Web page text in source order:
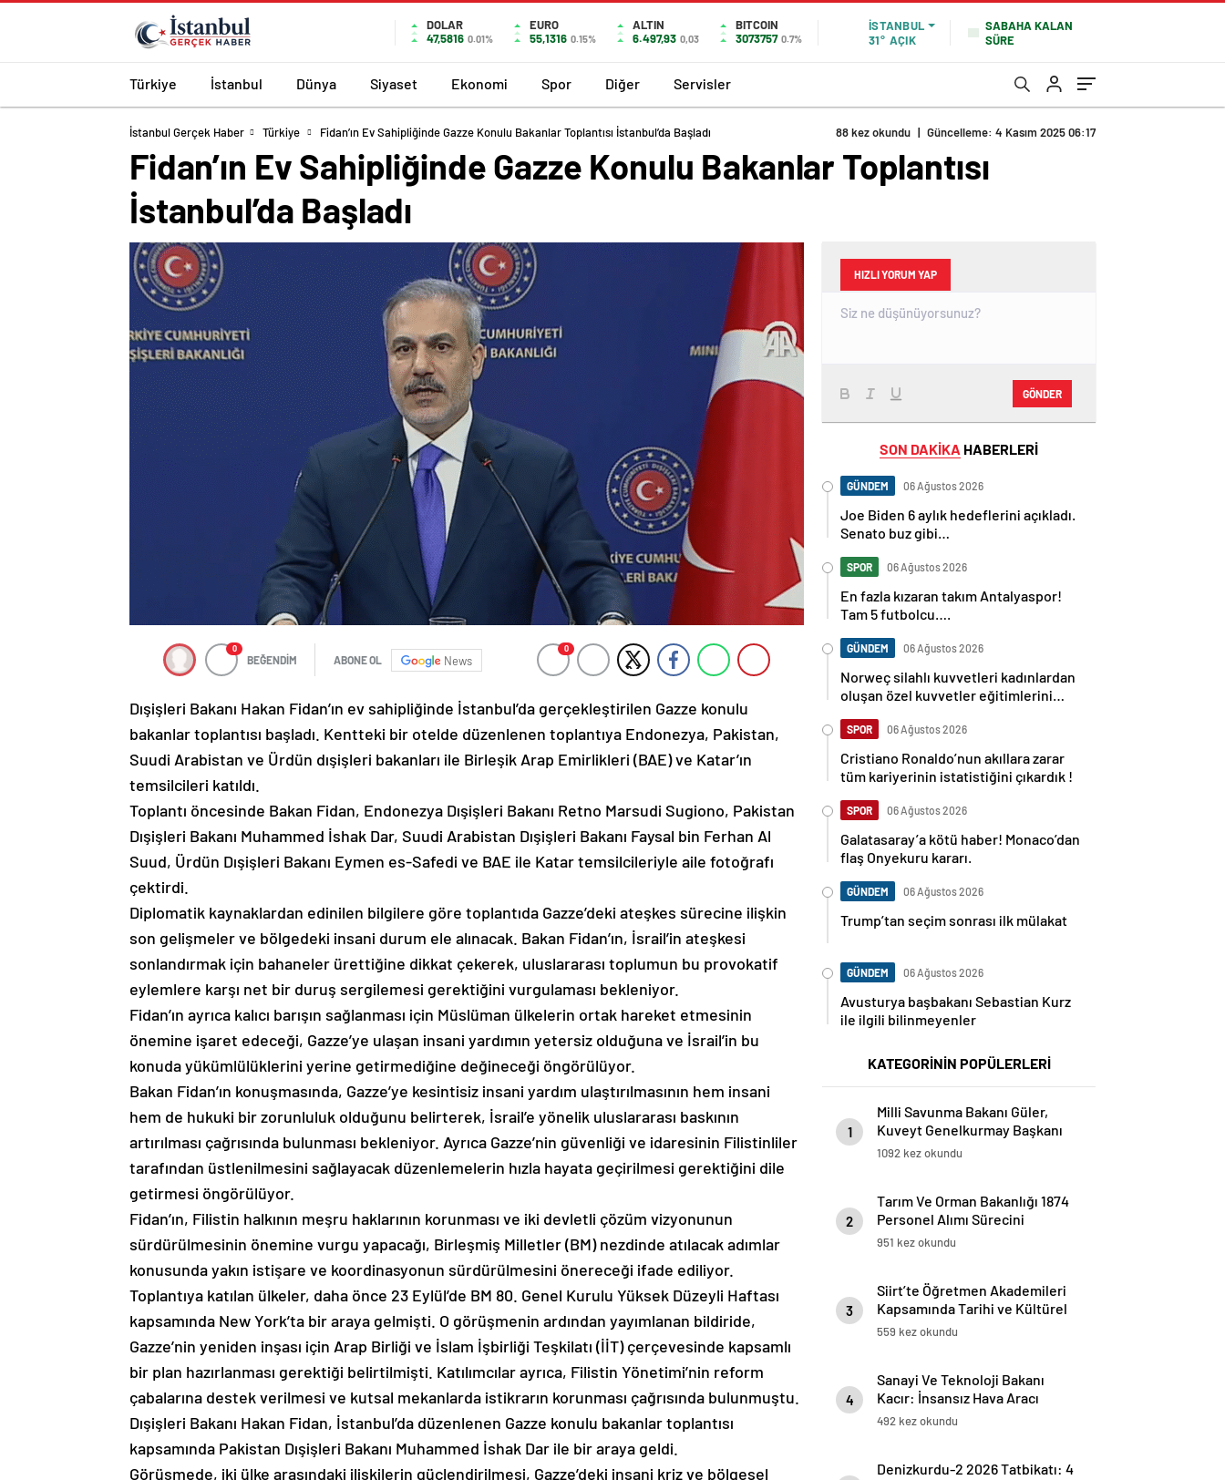
DOLAR
47,5816 0.01%
EURO
55,1316 0.15%
ALTIN
6.497,93 0,03
BITCOIN
3073757 0.7%
İSTANBUL
31° AÇIK
SABAHA KALAN
SÜRE
Türkiye İstanbul Dünya Siyaset Ekonomi Spor Diğer Servisler
İstanbul Gerçek Haber Türkiye Fidan’ın Ev Sahipliğinde Gazze Konulu Bakanlar Toplantısı İstanbul’da Başladı 88 kez okundu | Güncelleme: 4 Kasım 2025 06:17
Fidan’ın Ev Sahipliğinde Gazze Konulu Bakanlar Toplantısı
İstanbul’da Başladı
0
BEĞENDİM ABONE OL News
0
Dışişleri Bakanı Hakan Fidan’ın ev sahipliğinde İstanbul’da gerçekleştirilen Gazze konulu
bakanlar toplantısı başladı. Kentteki bir otelde düzenlenen toplantıya Endonezya, Pakistan,
Suudi Arabistan ve Ürdün dışişleri bakanları ile Birleşik Arap Emirlikleri (BAE) ve Katar’ın
temsilcileri katıldı.
Toplantı öncesinde Bakan Fidan, Endonezya Dışişleri Bakanı Retno Marsudi Sugiono, Pakistan
Dışişleri Bakanı Muhammed İshak Dar, Suudi Arabistan Dışişleri Bakanı Faysal bin Ferhan Al
Suud, Ürdün Dışişleri Bakanı Eymen es-Safedi ve BAE ile Katar temsilcileriyle aile fotoğrafı
çektirdi.
Diplomatik kaynaklardan edinilen bilgilere göre toplantıda Gazze’deki ateşkes sürecine ilişkin
son gelişmeler ve bölgedeki insani durum ele alınacak. Bakan Fidan’ın, İsrail’in ateşkesi
sonlandırmak için bahaneler ürettiğine dikkat çekerek, uluslararası toplumun bu provokatif
eylemlere karşı net bir duruş sergilemesi gerektiğini vurgulaması bekleniyor.
Fidan’ın ayrıca kalıcı barışın sağlanması için Müslüman ülkelerin ortak hareket etmesinin
önemine işaret edeceği, Gazze’ye ulaşan insani yardımın yetersiz olduğuna ve İsrail’in bu
konuda yükümlülüklerini yerine getirmediğine değineceği öngörülüyor.
Bakan Fidan’ın konuşmasında, Gazze’ye kesintisiz insani yardım ulaştırılmasının hem insani
hem de hukuki bir zorunluluk olduğunu belirterek, İsrail’e yönelik uluslararası baskının
artırılması çağrısında bulunması bekleniyor. Ayrıca Gazze’nin güvenliği ve idaresinin Filistinliler
tarafından üstlenilmesini sağlayacak düzenlemelerin hızla hayata geçirilmesi gerektiğini dile
getirmesi öngörülüyor.
Fidan’ın, Filistin halkının meşru haklarının korunması ve iki devletli çözüm vizyonunun
sürdürülmesinin önemine vurgu yapacağı, Birleşmiş Milletler (BM) nezdinde atılacak adımlar
konusunda yakın istişare ve koordinasyonun sürdürülmesini önereceği ifade ediliyor.
Toplantıya katılan ülkeler, daha önce 23 Eylül’de BM 80. Genel Kurulu Yüksek Düzeyli Haftası
kapsamında New York’ta bir araya gelmişti. O görüşmenin ardından yayımlanan bildiride,
Gazze’nin yeniden inşası için Arap Birliği ve İslam İşbirliği Teşkilatı (İİT) çerçevesinde kapsamlı
bir plan hazırlanması gerektiği belirtilmişti. Katılımcılar ayrıca, Filistin Yönetimi’nin reform
çabalarına destek verilmesi ve kutsal mekanlarda istikrarın korunması çağrısında bulunmuştu.
Dışişleri Bakanı Hakan Fidan, İstanbul’da düzenlenen Gazze konulu bakanlar toplantısı
kapsamında Pakistan Dışişleri Bakanı Muhammed İshak Dar ile bir araya geldi.
Görüşmede, iki ülke arasındaki ilişkilerin güçlendirilmesi, Gazze’deki insani kriz ve bölgesel
HIZLI YORUM YAP
GÖNDER
SON DAKİKA HABERLERİ
GÜNDEM 06 Ağustos 2026
Joe Biden 6 aylık hedeflerini açıkladı.
Senato buz gibi…
SPOR 06 Ağustos 2026
En fazla kızaran takım Antalyaspor!
Tam 5 futbolcu….
GÜNDEM 06 Ağustos 2026
Norweç silahlı kuvvetleri kadınlardan
oluşan özel kuvvetler eğitimlerini
SPOR 06 Ağustos 2026
Cristiano Ronaldo’nun akıllara zarar
tüm kariyerinin istatistiğini çıkardık !
SPOR 06 Ağustos 2026
Galatasaray’a kötü haber! Monaco’dan
flaş Onyekuru kararı.
GÜNDEM 06 Ağustos 2026
Trump’tan seçim sonrası ilk mülakat
GÜNDEM 06 Ağustos 2026
Avusturya başbakanı Sebastian Kurz
ile ilgili bilinmeyenler
KATEGORİNİN POPÜLERLERİ
1
Milli Savunma Bakanı Güler,
Kuveyt Genelkurmay Başkanı
Al-Shuraian İle Bir Araya Geldi
1092 kez okundu
2
Tarım Ve Orman Bakanlığı 1874
Personel Alımı Sürecini
Başlatıyor
951 kez okundu
3
Siirt’te Öğretmen Akademileri
Kapsamında Tarihi ve Kültürel
Miras Gezisi Düzenlendi
559 kez okundu
4
Sanayi Ve Teknoloji Bakanı
Kacır: İnsansız Hava Aracı
Üretiminde Dünya Lideriyiz
492 kez okundu
Denizkurdu-2 2026 Tatbikatı: 4